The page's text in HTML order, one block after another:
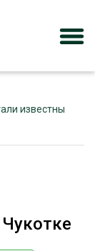
известны